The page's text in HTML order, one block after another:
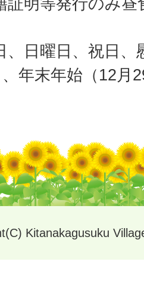
、日曜日、祝日、
年末年始（12月
Kitanakagusuku